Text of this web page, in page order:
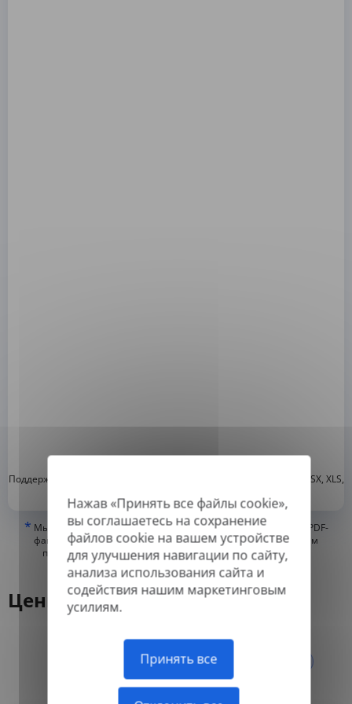
Нажав «Принять все файлы cookie»,
вы соглашаетесь на сохранение
файлов cookie на вашем устройстве
для улучшения навигации по сайту,
анализа использования сайта и
содействия нашим маркетинговым
усилиям.
Принять все
Поддерживаемые форматы: DOC, DOCX, ODT, PDF , CSV, PPTX, XLSX, XLS,
* Мы можем переводить только «истинные» или цифровые PDF-
файлы, а также файлы с возможностью поиска, но не можем
переводить PDF-файлы, состоящие из изображений, или
отсканированные PDF.
Цены
Ежемесячно Ежегодно